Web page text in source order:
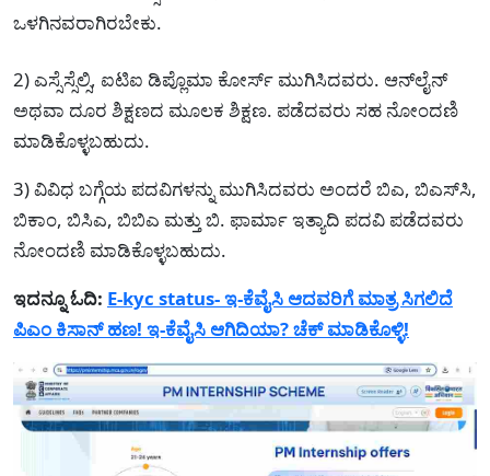
ಒಳಗಿನವರಾಗಿರಬೇಕು.
2) ಎಸ್ಸೆಸ್ಸೆಲ್ಸಿ, ಐಟಿಐ ಡಿಪ್ಲೊಮಾ ಕೋರ್ಸ್ ಮುಗಿಸಿದವರು. ಆನ್‌ಲೈನ್
ಅಥವಾ ದೂರ ಶಿಕ್ಷಣದ ಮೂಲಕ ಶಿಕ್ಷಣ. ಪಡೆದವರು ಸಹ ನೋಂದಣಿ
ಮಾಡಿಕೊಳ್ಳಬಹುದು.
3) ವಿವಿಧ ಬಗ್ಗೆಯ ಪದವಿಗಳನ್ನು ಮುಗಿಸಿದವರು ಅಂದರೆ ಬಿಎ, ಬಿಎಸ್‌ಸಿ,
ಬಿಕಾಂ, ಬಿಸಿಎ, ಬಿಬಿಎ ಮತ್ತು ಬಿ. ಫಾರ್ಮಾ ಇತ್ಯಾದಿ ಪದವಿ ಪಡೆದವರು
ನೋಂದಣಿ ಮಾಡಿಕೊಳ್ಳಬಹುದು.
ಇದನ್ನೂ ಓದಿ: E-kyc status- ಇ-ಕೆವೈಸಿ ಆದವರಿಗೆ ಮಾತ್ರ ಸಿಗಲಿದೆ
ಪಿಎಂ ಕಿಸಾನ್ ಹಣ! ಇ-ಕೆವೈಸಿ ಆಗಿದಿಯಾ? ಚೆಕ್ ಮಾಡಿಕೊಳ್ಳಿ!